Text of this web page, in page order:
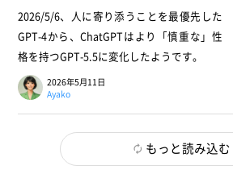
2026/5/6、人に寄り添うことを最優先した
GPT-4から、ChatGPTはより「慎重な」性
格を持つGPT-5.5に変化したようです。
2026年5月11日
Ayako
もっと読み込む